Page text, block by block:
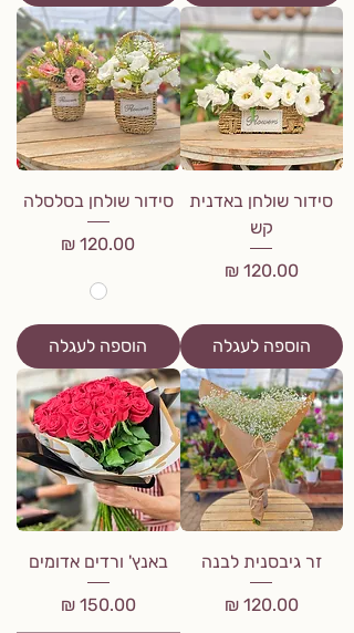
סידור שולחן באדנית
קש
מחיר‏120.00 ‏₪
הוספה לעגלה
סידור שולחן בסלסלה
מחיר
הוספה לעגלה
זר גיבסנית לבנה
מחיר‏120.00 ‏₪
באנץ' ורדים אדומים
מחיר‏150.00 ‏₪